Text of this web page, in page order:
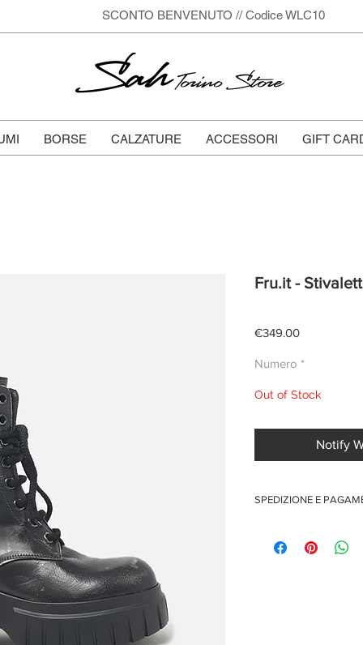
SCONTO BENVENUTO // Codice WLC10
SahTorino Store
BORSE CALZATURE ACCESSORI GIFT
Fru.it -
€349.00Price
Numero *
Out of Stock
Notify
SPEDIZIONE E
Pagamenti sicuri con